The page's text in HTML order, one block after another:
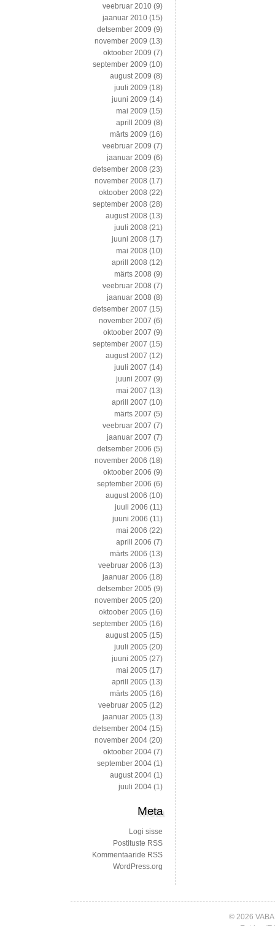
veebruar 2010 (9)
jaanuar 2010 (15)
detsember 2009 (9)
november 2009 (13)
oktoober 2009 (7)
september 2009 (10)
august 2009 (8)
juuli 2009 (18)
juuni 2009 (14)
mai 2009 (15)
aprill 2009 (8)
märts 2009 (16)
veebruar 2009 (7)
jaanuar 2009 (6)
detsember 2008 (23)
november 2008 (17)
oktoober 2008 (22)
september 2008 (28)
august 2008 (13)
juuli 2008 (21)
juuni 2008 (17)
mai 2008 (10)
aprill 2008 (12)
märts 2008 (9)
veebruar 2008 (7)
jaanuar 2008 (8)
detsember 2007 (15)
november 2007 (6)
oktoober 2007 (9)
september 2007 (15)
august 2007 (12)
juuli 2007 (14)
juuni 2007 (9)
mai 2007 (13)
aprill 2007 (10)
märts 2007 (5)
veebruar 2007 (7)
jaanuar 2007 (7)
detsember 2006 (5)
november 2006 (18)
oktoober 2006 (9)
september 2006 (6)
august 2006 (10)
juuli 2006 (11)
juuni 2006 (11)
mai 2006 (22)
aprill 2006 (7)
märts 2006 (13)
veebruar 2006 (13)
jaanuar 2006 (18)
detsember 2005 (9)
november 2005 (20)
oktoober 2005 (16)
september 2005 (16)
august 2005 (15)
juuli 2005 (20)
juuni 2005 (27)
mai 2005 (17)
aprill 2005 (13)
märts 2005 (16)
veebruar 2005 (12)
jaanuar 2005 (13)
detsember 2004 (15)
november 2004 (20)
oktoober 2004 (7)
september 2004 (1)
august 2004 (1)
juuli 2004 (1)
Meta
Logi sisse
Postituste RSS
Kommentaaride RSS
WordPress.org
© 2026